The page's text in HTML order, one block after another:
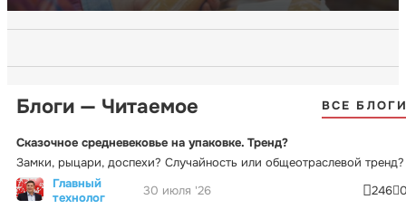
Блоги — Читаемое ВСЕ
Сказочное средневековье на упаковке. Тренд?
Замки, рыцари, доспехи? Случайность или общеотраслевой тренд?
Главный
технолог
30 июля '26 246